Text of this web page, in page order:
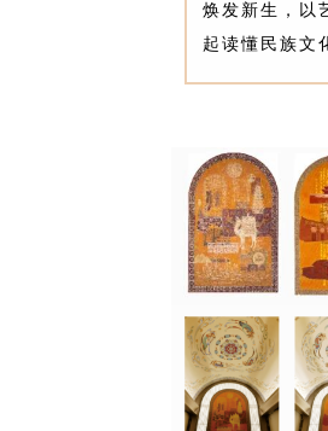
焕发新生，以
起读懂民族文